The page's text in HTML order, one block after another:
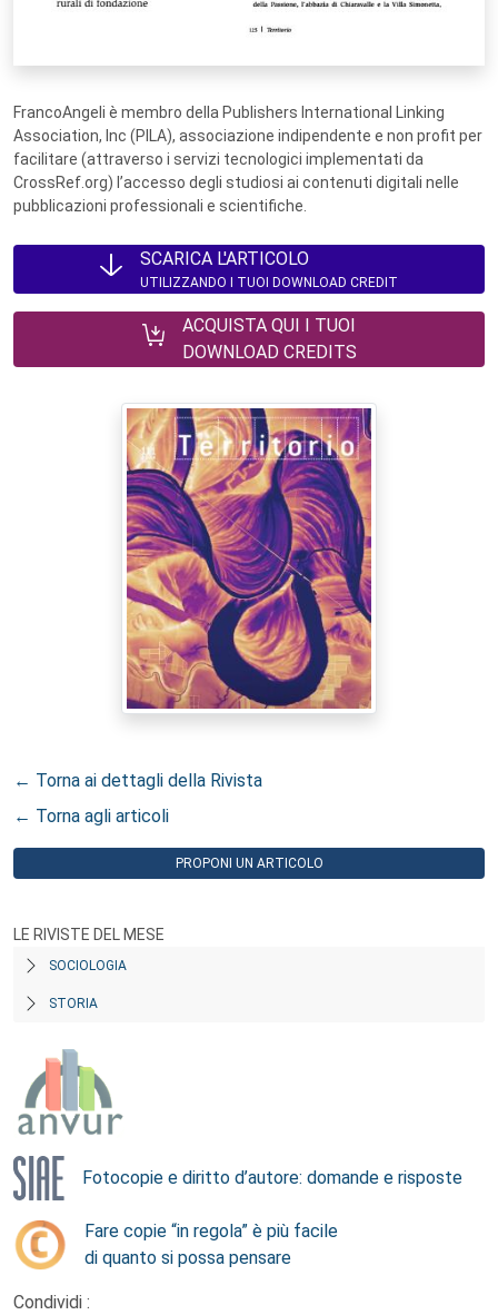
FrancoAngeli è membro della Publishers International Linking
Association, Inc (PILA), associazione indipendente e non profit per
facilitare (attraverso i servizi tecnologici implementati da
CrossRef.org) l’accesso degli studiosi ai contenuti digitali nelle
pubblicazioni professionali e scientifiche.
SCARICA L'ARTICOLO
UTILIZZANDO I TUOI DOWNLOAD CREDIT
ACQUISTA QUI I TUOI
DOWNLOAD CREDITS
← Torna ai dettagli della Rivista
← Torna agli articoli
PROPONI UN ARTICOLO
LE RIVISTE DEL MESE
SOCIOLOGIA
STORIA
Fotocopie e diritto d’autore: domande e risposte
Fare copie “in regola” è più facile
di quanto si possa pensare
Condividi :